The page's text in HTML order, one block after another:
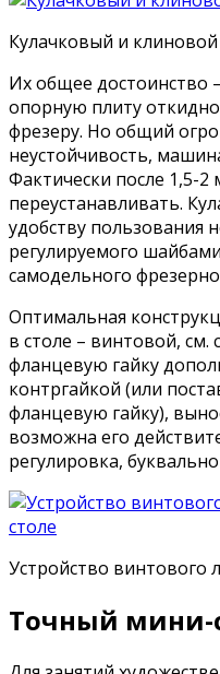
Кулачковый и
Их общее достоинство
опорную плиту
фрезеру. Но общий
неустойчивость,
Фактически после 1,5-2
переустанавливать.
удобству пользования
регулируемого
самодельного
Оптимальная
в столе – винтовой,
фланцевую гайку
контргайкой (или
фланцевую гайку),
возможна его
регулировка,
Устройство
Точный мини-